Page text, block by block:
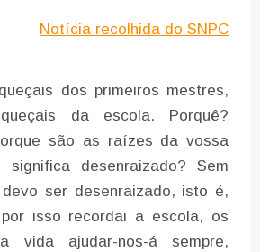
Notícia recolhida do SNPC
dos primeiros mestres,
da escola. Porquê?
são as raízes da vossa
desenraizado? Sem
ser desenraizado, isto é,
isso recordai a escola, os
vida ajudar-nos-á sempre,